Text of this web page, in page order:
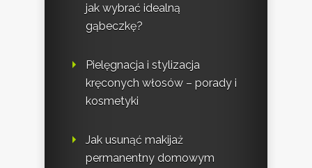
jak wybrać idealną
gąbeczkę?
Pielęgnacja i stylizacja
kręconych włosów – porady i
kosmetyki
Jak usunąć makijaż
permanentny domowym